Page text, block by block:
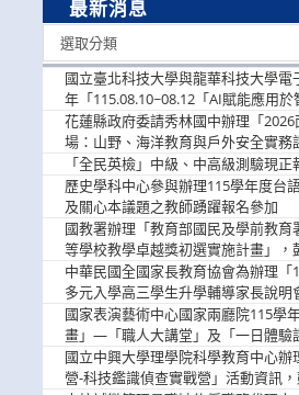
最新消息
選取分類
國立臺北科技大學與龍華科技大學電
年「115.08.10~08.12「AI賦能應用
歡迎學生踴躍報名參加
花蓮縣政府委請秀林國中辦理「
場：山野、海洋教育與戶外安全實務
參加
「全民英檢」中級、中高級測驗現正
歷史學科中心參與辦理115學年度台
及關心本議題之教師踴躍報名參加
國教署辦理「教育部國民及學前教育
等學校教學卓越獎初選實施計畫」，
中華民國全國家長教育協會為辦理「
多元入學高三學生升學輔導家長說明
國家表演藝術中心國家兩廳院115學
畫」—「職人大講堂」及「一日體驗
參與。
國立中興大學理學院科學教育中心辦
營-科技鑑識偵查實戰營」活動資訊